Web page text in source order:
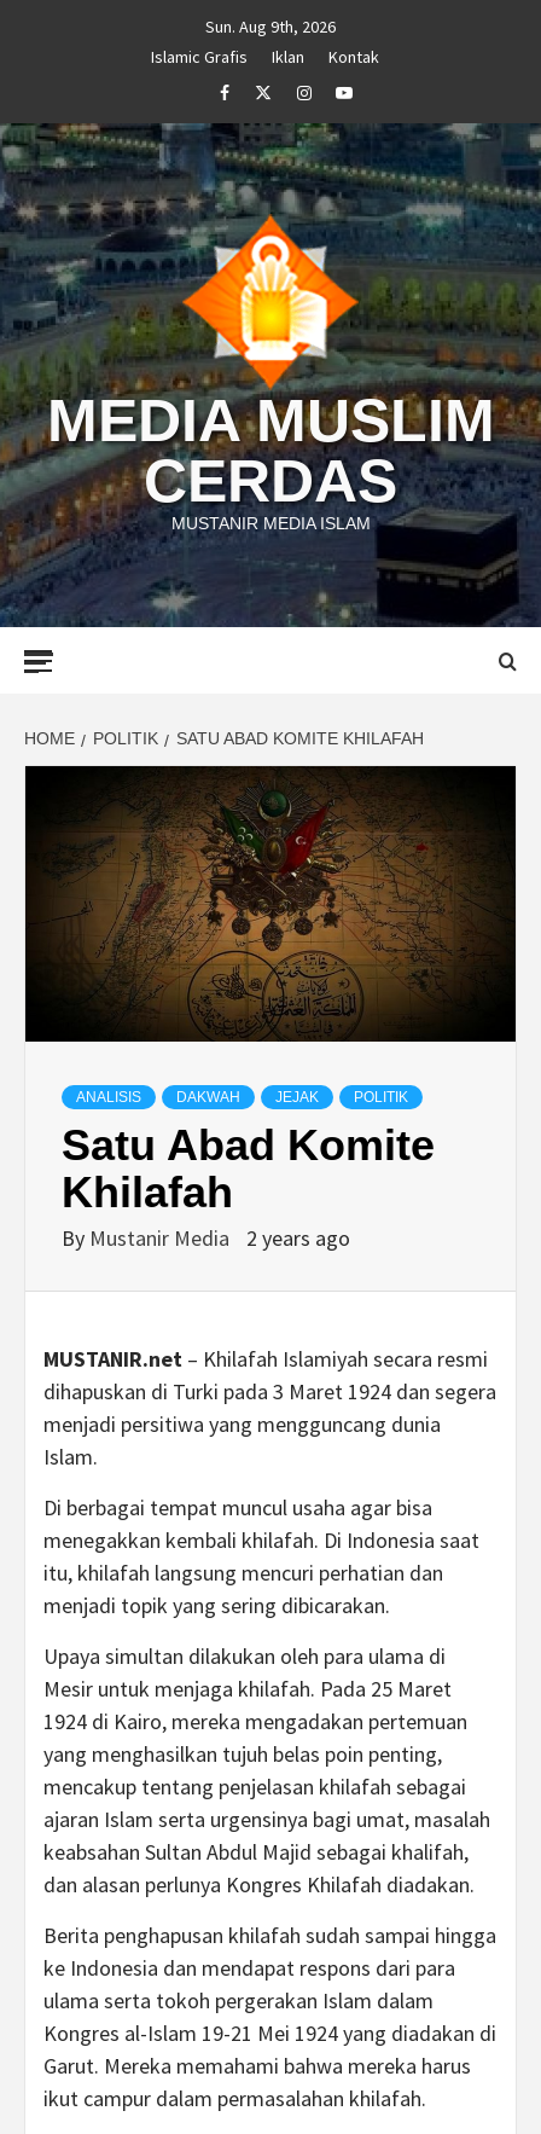
Sun. Aug 9th, 2026
Islamic Grafis
Iklan
Kontak
FacebookTwitterInstagramYoutube
MEDIA MUSLIM
CERDAS
MUSTANIR MEDIA ISLAM
HOME POLITIK SATU ABAD KOMITE KHILAFAH
ANALISIS DAKWAH JEJAK POLITIK
Satu Abad Komite
Khilafah
By Mustanir Media 2 years ago
MUSTANIR.net – Khilafah Islamiyah secara resmi
dihapuskan di Turki pada 3 Maret 1924 dan segera
menjadi persitiwa yang mengguncang dunia
Islam.
Di berbagai tempat muncul usaha agar bisa
menegakkan kembali khilafah. Di Indonesia saat
itu, khilafah langsung mencuri perhatian dan
menjadi topik yang sering dibicarakan.
Upaya simultan dilakukan oleh para ulama di
Mesir untuk menjaga khilafah. Pada 25 Maret
1924 di Kairo, mereka mengadakan pertemuan
yang menghasilkan tujuh belas poin penting,
mencakup tentang penjelasan khilafah sebagai
ajaran Islam serta urgensinya bagi umat, masalah
keabsahan Sultan Abdul Majid sebagai khalifah,
dan alasan perlunya Kongres Khilafah diadakan.
Berita penghapusan khilafah sudah sampai hingga
ke Indonesia dan mendapat respons dari para
ulama serta tokoh pergerakan Islam dalam
Kongres al-Islam 19-21 Mei 1924 yang diadakan di
Garut. Mereka memahami bahwa mereka harus
ikut campur dalam permasalahan khilafah.